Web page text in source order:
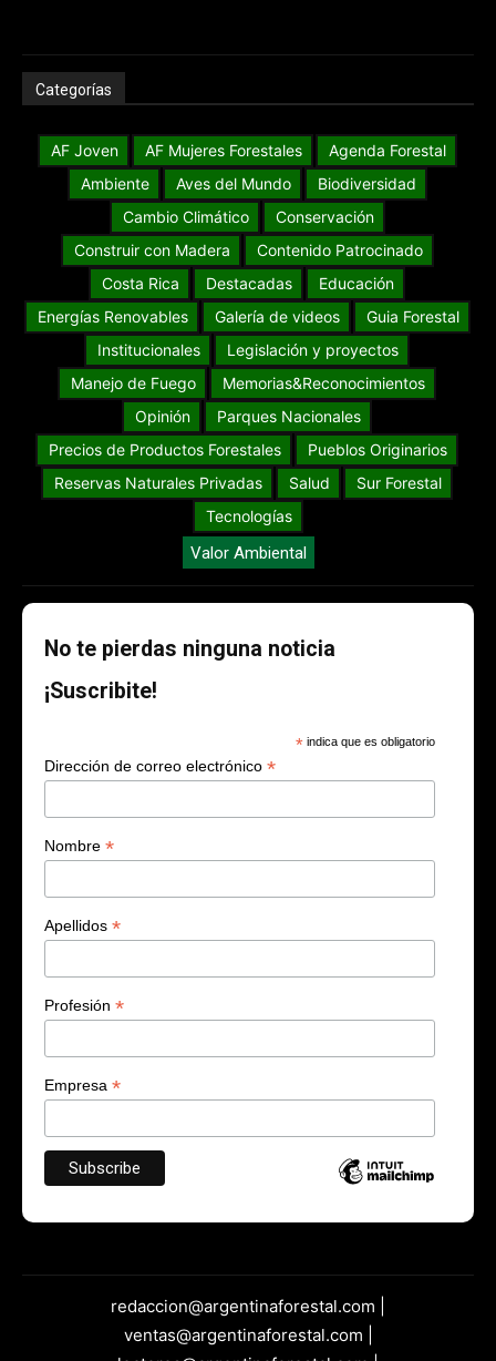
Categorías
AF Joven AF Mujeres Forestales
Agenda Forestal
Ambiente
Aves del Mundo
Biodiversidad
Cambio Climático
Conservación
Construir con Madera
Contenido Patrocinado
Costa Rica
Destacadas
Educación
Energías Renovables
Galería de videos
Guia Forestal
Institucionales
Legislación y proyectos
Manejo de Fuego
Memorias&Reconocimientos
Opinión
Parques Nacionales
Precios de Productos Forestales
Pueblos Originarios
Reservas Naturales Privadas
Salud
Sur Forestal
Tecnologías
Valor Ambiental
No te pierdas ninguna noticia
¡Suscribite!
* indica que es obligatorio
Dirección de correo electrónico *
Nombre *
Apellidos *
Profesión *
Empresa *
redaccion@argentinaforestal.com |
ventas@argentinaforestal.com |